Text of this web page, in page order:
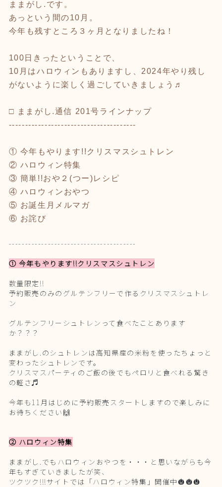
ままがし.です。
あっという間の10月。
今年も残すところ３ヶ月となりましたね！
100日きったということで、
10月はハロウィンもありますし、2024年やり残し
がないように楽しく過ごしていきましょう♬
□ ままがし.通信 201号ラインナップ
---------------------------------------
① 今年もやります!!クリスマスシュトレン
② ハロウィン特集
③ 簡単!!おや２(つー)レシピ
④ ハロウィンおやつ
⑤ お誕生月メルマガ
⑥ お詫び
---------------------------------------
① 今年もやります!!クリスマスシュトレン
数量限定!!
予約販売のみのグルテンフリーで作るクリスマスシュトレ
ン
グルテンフリーシュトレンって食べたことあります
か？？？
ままがし.のシュトレンは高知県産の米粉を使ったちょっと
変わったシュトレンです。
クリスマスパーティのご飯の後でもペロリと食べれる驚き
の軽さ♬
今年も11月はじめに予約販売スタートしますので楽しみに
お待ちください🙌
② ハロウィン特集
ままがし.でもハロウィンおやつを・・・と思いながらも今
年もすぎていきましたが笑、
ツクツク!!!サイトでは「ハロウィン特集」開催中🎃🎃🎃